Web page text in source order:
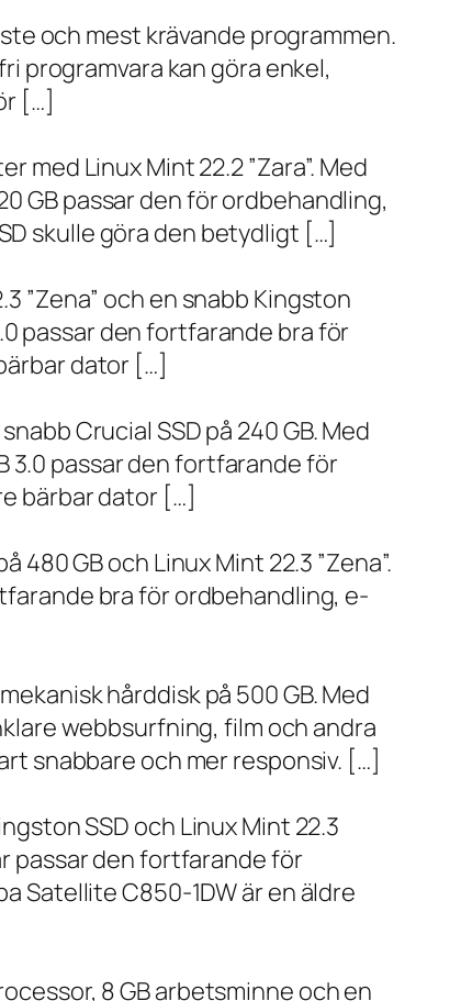
och mest krävande programmen.
programvara kan göra enkel,
[…]
Linux Mint 22.2 ”Zara”. Med
GB passar den för ordbehandling,
skulle göra den betydligt […]
”Zena” och en snabb Kingston
passar den fortfarande bra för
dator […]
Crucial SSD på 240 GB. Med
3.0 passar den fortfarande för
bärbar dator […]
GB och Linux Mint 22.3 ”Zena”.
bra för ordbehandling, e-
hårddisk på 500 GB. Med
webbsurfning, film och andra
snabbare och mer responsiv. […]
SSD och Linux Mint 22.3
passar den fortfarande för
Satellite C850-1DW är en äldre
8 GB arbetsminne och en